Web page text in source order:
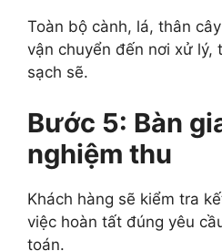
Toàn bộ cành, lá, thân
vận chuyển đến nơi xử lý,
sạch sẽ.
Bước 5: Bàn
nghiệm thu
Khách hàng sẽ kiểm tra
việc hoàn tất đúng yêu
toán.